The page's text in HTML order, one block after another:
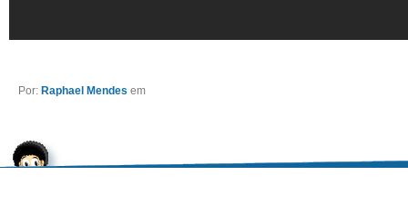
Por: Raphael Mendes em